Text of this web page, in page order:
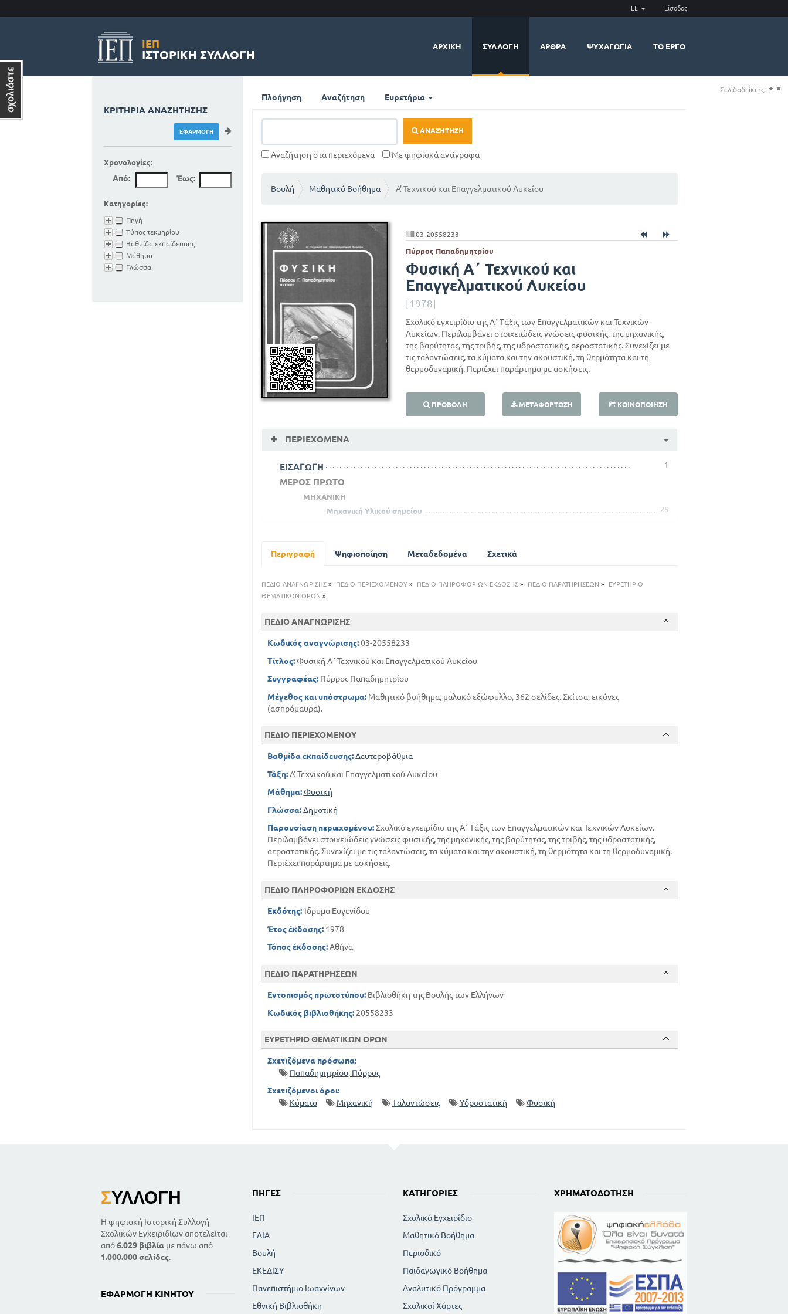
EL Είσοδος
ΙΕΠ
ΙΣΤΟΡΙΚΉ ΣΥΛΛΟΓΉ
ΑΡΧΙΚΉ ΣΥΛΛΟΓΉ ΆΡΘΡΑ ΨΥΧΑΓΩΓΊΑ ΤΟ ΈΡΓΟ
Πλοήγηση Αναζήτηση Ευρετήρια
ΑΝΑΖΉΤΗΣΗ
Αναζήτηση στα περιεχόμενα Με ψηφιακά αντίγραφα
Βουλή Μαθητικό Βοήθημα Α' Τεχνικού και Επαγγελματικού Λυκείου
03-20558233
Πύρρος Παπαδημητρίου
Φυσική Α΄ Τεχνικού και
Επαγγελματικού Λυκείου
[1978]
Σχολικό εγχειρίδιο της Α΄ Τάξις των Επαγγελματικών και Τεχνικών
Λυκείων. Περιλαμβάνει στοιχειώδεις γνώσεις φυσικής, της μηχανικής,
της βαρύτητας, της τριβής, της υδροστατικής, αεροστατικής. Συνεχίζει με
τις ταλαντώσεις, τα κύματα και την ακουστική, τη θερμότητα και τη
θερμοδυναμική. Περιέχει παράρτημα με ασκήσεις.
ΠΡΟΒΟΛΉ ΜΕΤΑΦΌΡΤΩΣΗ ΚΟΙΝΟΠΟΊΗΣΗ
ΠΕΡΙΕΧΌΜΕΝΑ
ΕΙΣΑΓΩΓΗ 1
ΜΕΡΟΣ ΠΡΩΤΟ
ΜΗΧΑΝΙΚΗ
Μηχανική Υλικού σημείου
25
Σύνθεση κινήσεων
Είδη κινήσεων
Μηχανική των συστημάτων
127
Βαρύτητα - Παγκόσμια έλξη
Υδροστατική
Αεροστατική
Υδροδυναμική - Αεροδυναμική
ΜΕΡΟΣ ΔΕΥΤΕΡΟ
ΤΑΛΑΝΤΩΣΕΙΣ
217
ΚΥΜΑΤΙΚΗ
ΜΕΡΟΣ ΤΡΙΤΟ
ΘΕΡΜΟΤΗΤΑ - ΘΕΡΜΟΔΥΝΑΜΙΚΗ
Θερμότητα - Θερμοκρασία
Διαστολή
Θερμιδομετρία
Θερμοδυναμική
336
ΠΑΡΑΡΤΗΜΑ
Περιγραφή Ψηφιοποίηση Μεταδεδομένα Σχετικά
ΠΕΔΙΟ ΑΝΑΓΝΩΡΙΣΗΣ» ΠΕΔΙΟ ΠΕΡΙΕΧΟΜΕΝΟΥ» ΠΕΔΙΟ ΠΛΗΡΟΦΟΡΙΩΝ ΕΚΔΟΣΗΣ» ΠΕΔΙΟ ΠΑΡΑΤΗΡΗΣΕΩΝ »
ΕΥΡΕΤΗΡΙΟ
ΘΕΜΑΤΙΚΩΝ ΟΡΩΝ »
ΠΕΔΙΟ ΑΝΑΓΝΩΡΙΣΗΣ
Κωδικός αναγνώρισης:03-20558233
Τίτλος:Φυσική Α΄ Τεχνικού και Επαγγελματικού Λυκείου
Συγγραφέας:Πύρρος Παπαδημητρίου
Μέγεθος και υπόστρωμα:Μαθητικό βοήθημα, μαλακό εξώφυλλο, 362 σελίδες. Σκίτσα, εικόνες
(ασπρόμαυρα).
ΠΕΔΙΟ ΠΕΡΙΕΧΟΜΕΝΟΥ
Βαθμίδα εκπαίδευσης: Δευτεροβάθμια
Τάξη:Α' Τεχνικού και Επαγγελματικού Λυκείου
Μάθημα: Φυσική
Γλώσσα: Δημοτική
Παρουσίαση περιεχομένου:Σχολικό εγχειρίδιο της Α΄ Τάξις των Επαγγελματικών και Τεχνικών Λυκείων.
Περιλαμβάνει στοιχειώδεις γνώσεις φυσικής, της μηχανικής, της βαρύτητας, της τριβής, της υδροστατικής,
αεροστατικής. Συνεχίζει με τις ταλαντώσεις, τα κύματα και την ακουστική, τη θερμότητα και τη θερμοδυναμική.
Περιέχει παράρτημα με ασκήσεις.
ΠΕΔΙΟ ΠΛΗΡΟΦΟΡΙΩΝ ΕΚΔΟΣΗΣ
Εκδότης:Ίδρυμα Ευγενίδου
Έτος έκδοσης:1978
Τόπος έκδοσης:Αθήνα
ΠΕΔΙΟ ΠΑΡΑΤΗΡΗΣΕΩΝ
Εντοπισμός πρωτοτύπου:Βιβλιοθήκη της Βουλής των Ελλήνων
Κωδικός βιβλιοθήκης:20558233
ΕΥΡΕΤΗΡΙΟ ΘΕΜΑΤΙΚΩΝ ΟΡΩΝ
Σχετιζόμενα πρόσωπα:
Παπαδημητρίου, Πύρρος
Σχετιζόμενοι όροι:
Κύματα
Μηχανική Ταλαντώσεις Υδροστατική Φυσική
ΚΡΙΤΉΡΙΑ ΑΝΑΖΉΤΗΣΗΣ
Χρονολογίες:
Από: Έως:
Κατηγορίες:
Πηγή
Τύπος τεκμηρίου
Βαθμίδα εκπαίδευσης
Μάθημα
Γλώσσα
ΣΥΛΛΟΓΉ
Η ψηφιακή Ιστορική Συλλογή
Σχολικών Εγχειριδίων αποτελείται
από6.029 βιβλία με πάνω από
1.000.000 σελίδες.
ΕΦΑΡΜΟΓΉ ΚΙΝΗΤΟΎ
ΠΗΓΈΣ
ΙΕΠ
ΕΛΙΑ
Βουλή
ΕΚΕΔΙΣΥ
Πανεπιστήμιο Ιωαννίνων
Εθνική Βιβλιοθήκη
ΚΑΤΗΓΟΡΊΕΣ
Σχολικό Εγχειρίδιο
Μαθητικό Βοήθημα
Περιοδικό
Παιδαγωγικό Βοήθημα
Αναλυτικό Πρόγραμμα
Σχολικοί Χάρτες
ΧΡΗΜΑΤΟΔΌΤΗΣΗ
Σελιδοδείκτης: